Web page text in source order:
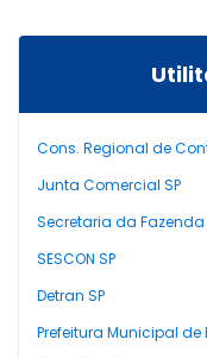
Cons. Regional de
Junta Comercial SP
Secretaria da Fazenda
SESCON SP
Detran SP
Prefeitura Municipal de